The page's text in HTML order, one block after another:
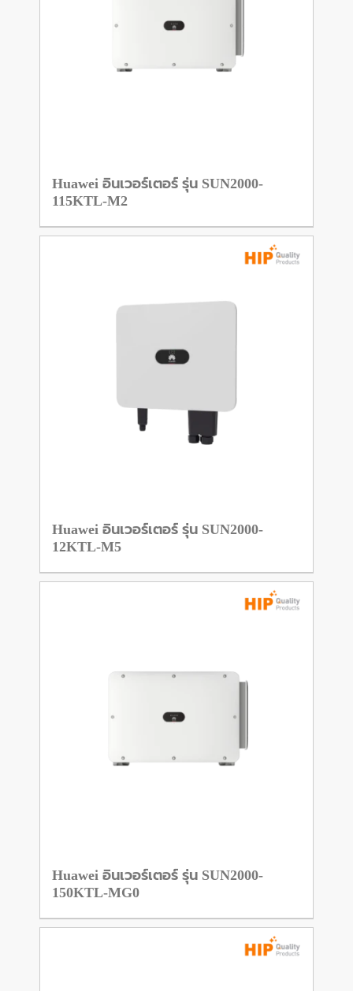
Huawei อินเวอร์เตอร์ รุ่น SUN2000-
115KTL-M2
Huawei อินเวอร์เตอร์ รุ่น SUN2000-
12KTL-M5
Huawei อินเวอร์เตอร์ รุ่น SUN2000-
150KTL-MG0